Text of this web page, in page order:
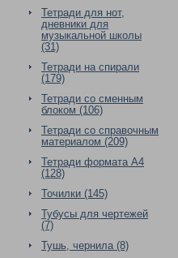
Тетради для нот,
дневники для
музыкальной школы
(31)
Тетради на спирали
(179)
Тетради со сменным
блоком (106)
Тетради со справочным
материалом (209)
Тетради формата А4
(128)
Точилки (145)
Тубусы для чертежей
(7)
Тушь, чернила (8)